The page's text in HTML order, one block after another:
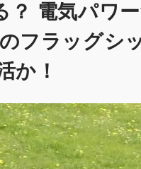
？ 電気パワ
フラッグシ
か！